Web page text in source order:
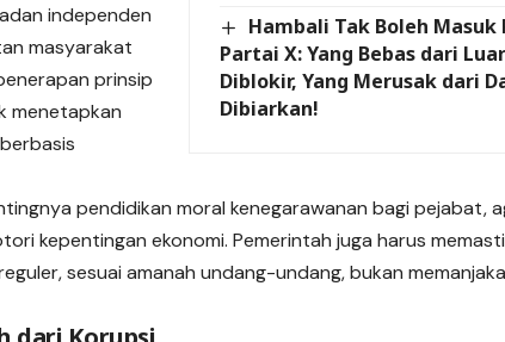
Hambali Tak Boleh Masuk
Partai X: Yang Bebas dari Luar
Diblokir, Yang Merusak dari
Dibiarkan!
independen
masyarakat
prinsip
menetapkan
pendidikan moral kenegarawanan bagi pejabat,
kepentingan ekonomi. Pemerintah juga harus
sesuai amanah undang-undang, bukan